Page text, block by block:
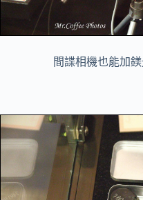
間諜相機也能加